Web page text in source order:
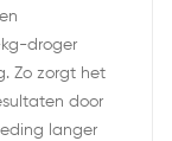
droger
Zo zorgt het
door
langer